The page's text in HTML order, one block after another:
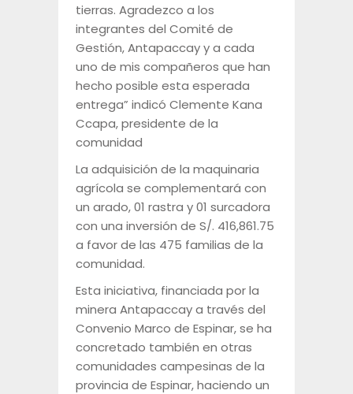
tierras. Agradezco a los
integrantes del Comité de
Gestión, Antapaccay y a cada
uno de mis compañeros que han
hecho posible esta esperada
entrega” indicó Clemente Kana
Ccapa, presidente de la
comunidad
La adquisición de la maquinaria
agrícola se complementará con
un arado, 01 rastra y 01 surcadora
con una inversión de S/. 416,861.75
a favor de las 475 familias de la
comunidad.
Esta iniciativa, financiada por la
minera Antapaccay a través del
Convenio Marco de Espinar, se ha
concretado también en otras
comunidades campesinas de la
provincia de Espinar, haciendo un